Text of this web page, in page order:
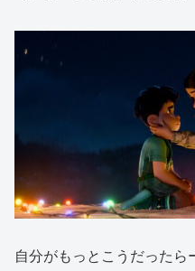
自分がもっとこうだったら